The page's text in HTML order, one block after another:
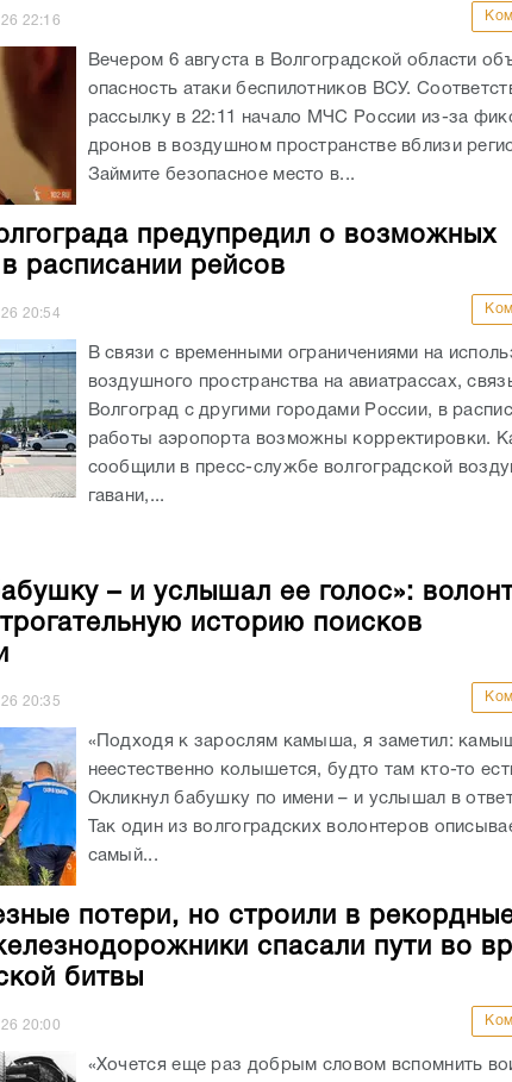
22:16
Вечером 6 августа в Волгоградской области
опасность атаки беспилотников ВСУ.
рассылку в 22:11 начало МЧС России из-за
дронов в воздушном пространстве вблизи
Займите безопасное место в...
предупредил о возможных
расписании рейсов
20:54
В связи с временными ограничениями на
воздушного пространства на авиатрассах,
Волгоград с другими городами России, в
работы аэропорта возможны корректировки.
сообщили в пресс-службе волгоградской
гавани,...
– и услышал ее голос»:
историю поисков
20:35
«Подходя к зарослям камыша, я заметил:
неестественно колышется, будто там кто-то
Окликнул бабушку по имени – и услышал в
Так один из волгоградских волонтеров
самый...
потери, но строили в
спасали пути во
битвы
20:00
«Хочется еще раз добрым словом вспомнить